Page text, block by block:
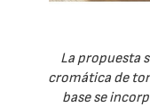
La propuesta
cromática de
base se